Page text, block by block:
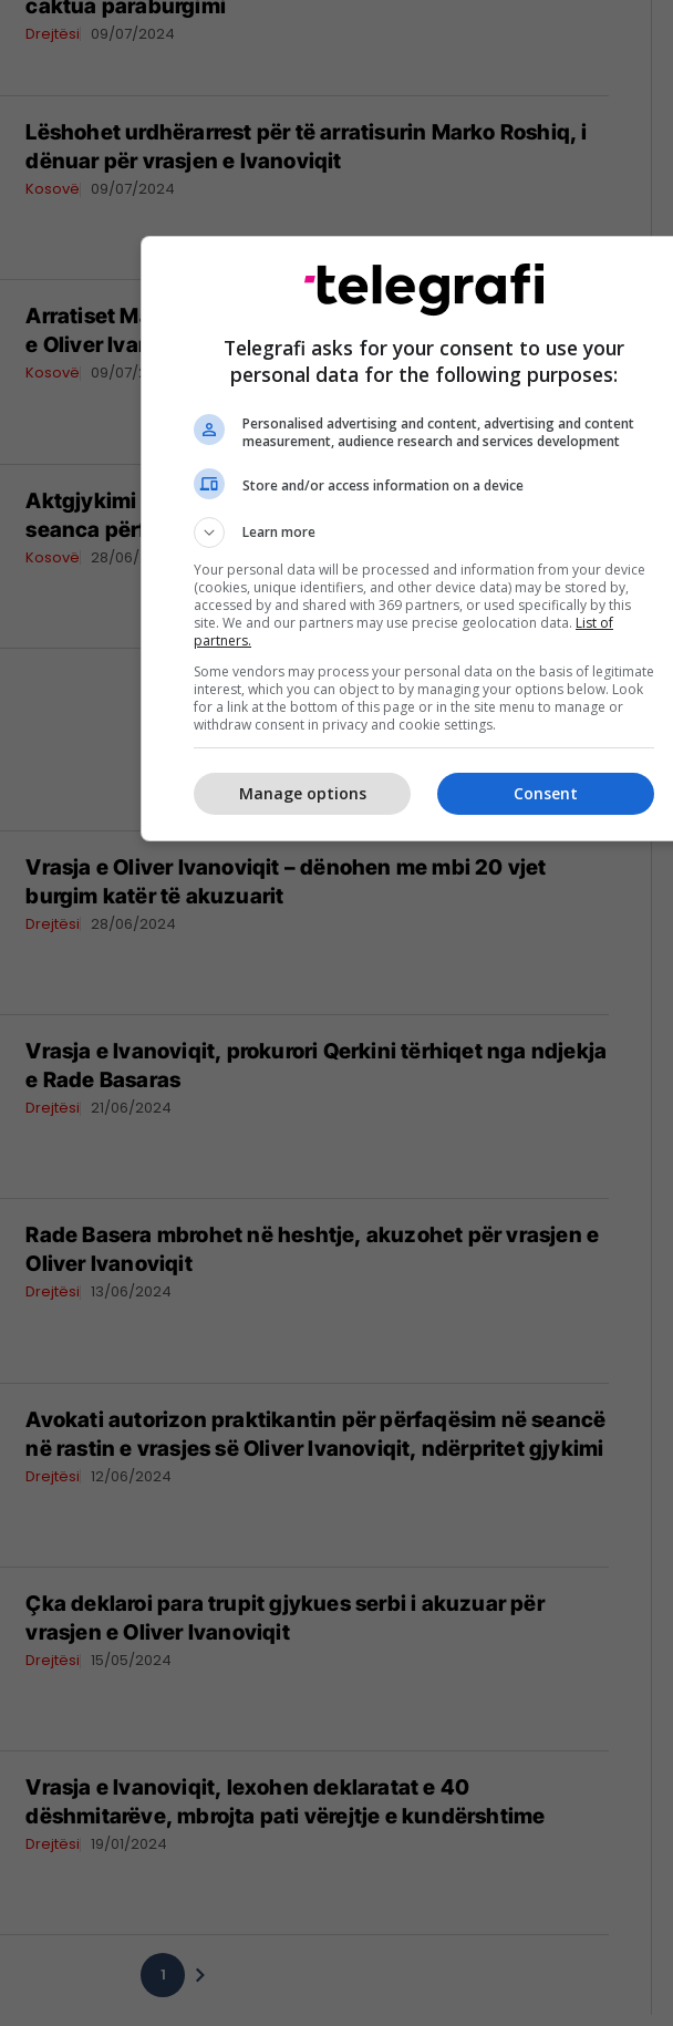
caktua paraburgimi
Drejtësi 09/07/2024
Lëshohet urdhërarrest për të arratisurin Marko Roshiq, i
dënuar për vrasjen e Ivanoviqit
Kosovë 09/07/2024
Arratiset Marko Roshiq, njëri nga të dënuarit për vrasjen
e Oliver Ivanoviqit
Kosovë 09/07/2024
Aktgjykimi për vrasjen e Oliver Ivanoviqit – gjithçka nga
seanca përfundimtare ku u dënuan katër të akuzuarit
Kosovë 28/06/2024
Vrasja e Oliver Ivanoviqit – dënohen me mbi 20 vjet
burgim katër të akuzuarit
Drejtësi 28/06/2024
Vrasja e Ivanoviqit, prokurori Qerkini tërhiqet nga ndjekja
e Rade Basaras
Drejtësi 21/06/2024
Rade Basera mbrohet në heshtje, akuzohet për vrasjen e
Oliver Ivanoviqit
Drejtësi 13/06/2024
Avokati autorizon praktikantin për përfaqësim në seancë
në rastin e vrasjes së Oliver Ivanoviqit, ndërpritet gjykimi
Drejtësi 12/06/2024
Çka deklaroi para trupit gjykues serbi i akuzuar për
vrasjen e Oliver Ivanoviqit
Drejtësi 15/05/2024
Vrasja e Ivanoviqit, lexohen deklaratat e 40
dëshmitarëve, mbrojta pati vërejtje e kundërshtime
Drejtësi 19/01/2024
1
Telegrafi asks for your consent to use your
personal data for the following purposes:
Personalised advertising and content, advertising and content
measurement, audience research and services development
Store and/or access information on a device
Learn more
Your personal data will be processed and information from your device
(cookies, unique identifiers, and other device data) may be stored by,
accessed by and shared with 369 partners, or used specifically by this
site. We and our partners may use precise geolocation data. List of
partners.
Some vendors may process your personal data on the basis of legitimate
interest, which you can object to by managing your options below. Look
for a link at the bottom of this page or in the site menu to manage or
withdraw consent in privacy and cookie settings.
Consent
Manage options